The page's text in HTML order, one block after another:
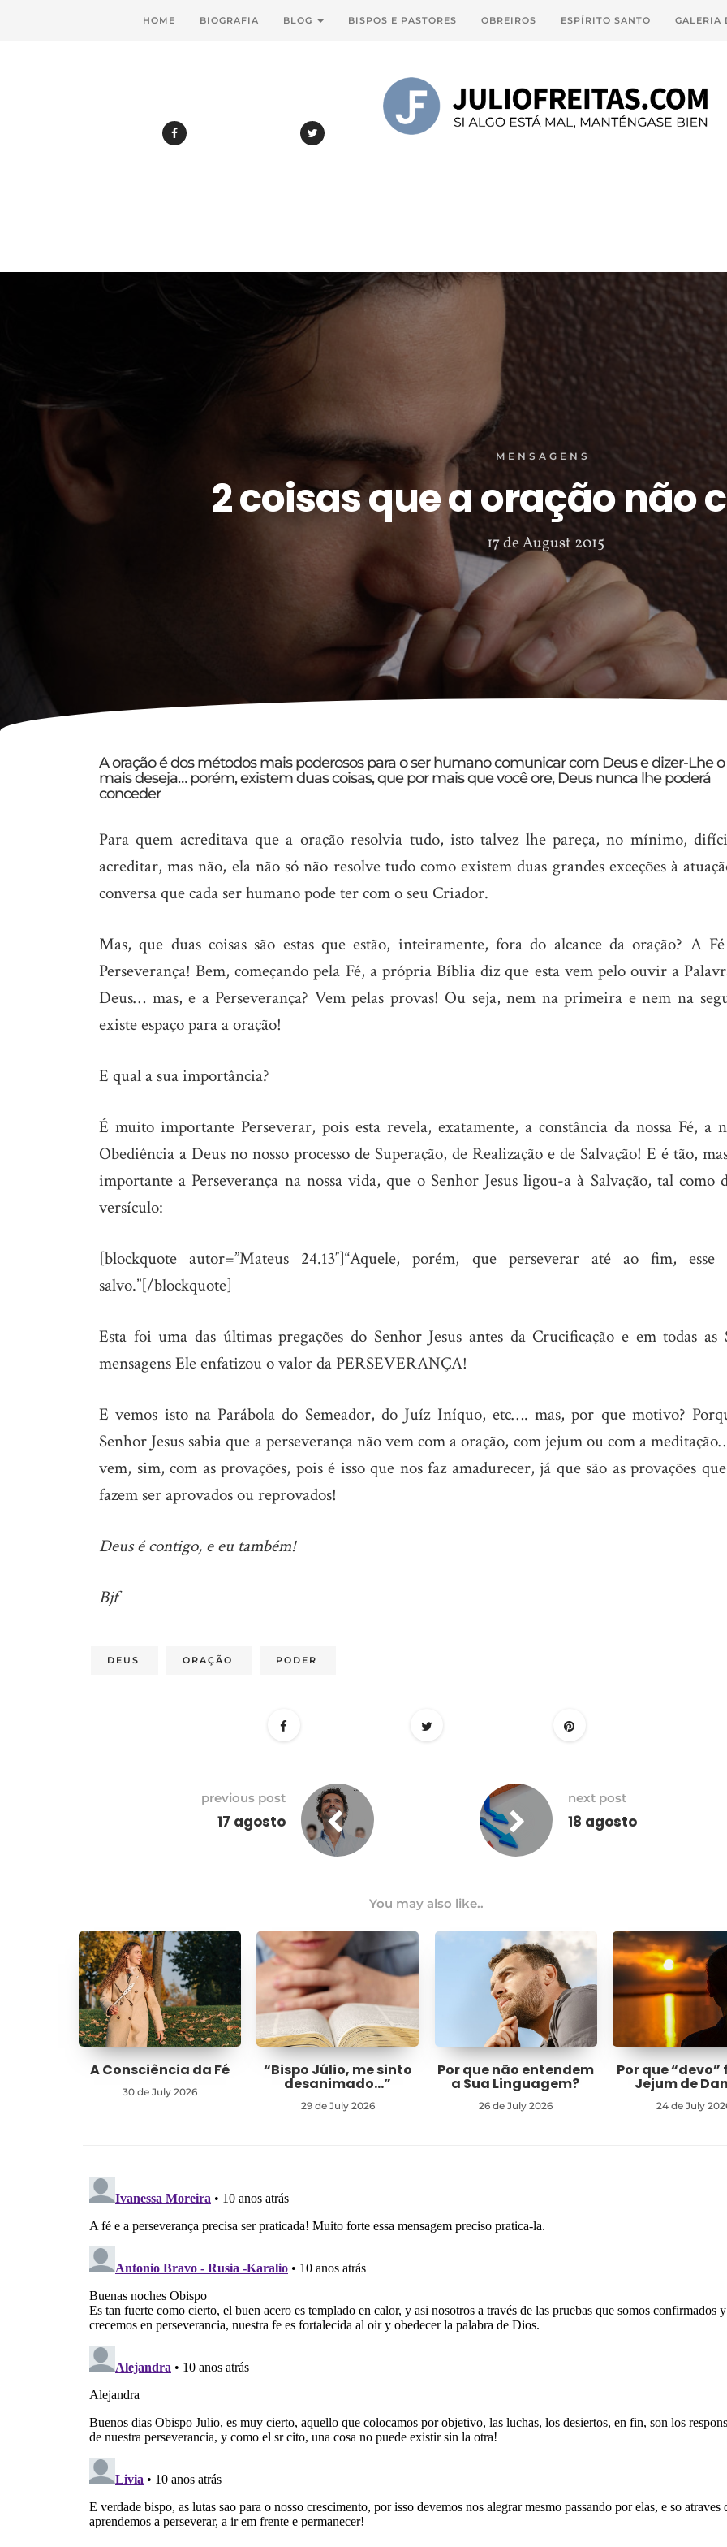
HOME BIOGRAFIA BLOG BISPOS E PASTORES OBREIROS ESPÍRITO SANTO GALERIA
MENSAGENS
2 coisas que a oração não
17 de August 2015
2
coisas
a
oração
não
A oração é dos métodos mais poderosos para o ser humano comunicar com Deus e dizer-Lhe
mais deseja… porém, existem duas coisas, que por mais que você ore, Deus nunca lhe poderá
conceder
Para quem acreditava que a oração resolvia tudo, isto talvez lhe pareça, no mínimo,
acreditar, mas não, ela não só não resolve tudo como existem duas grandes exceções à
conversa que cada ser humano pode ter com o seu Criador.
Mas, que duas coisas são estas que estão, inteiramente, fora do alcance da oração? A
Perseverança! Bem, começando pela Fé, a própria Bíblia diz que esta vem pelo ouvir a
Deus… mas, e a Perseverança? Vem pelas provas! Ou seja, nem na primeira e nem na
existe espaço para a oração!
E qual a sua importância?
É muito importante Perseverar, pois esta revela, exatamente, a constância da nossa Fé, a
Obediência a Deus no nosso processo de Superação, de Realização e de Salvação! E é tão,
importante a Perseverança na nossa vida, que o Senhor Jesus ligou-a à Salvação, tal como
versículo:
[blockquote autor=”Mateus 24.13″]“Aquele, porém, que perseverar até ao fim, esse
salvo.”[/blockquote]
Esta foi uma das últimas pregações do Senhor Jesus antes da Crucificação e em todas as
mensagens Ele enfatizou o valor da PERSEVERANÇA!
E vemos isto na Parábola do Semeador, do Juíz Iníquo, etc…. mas, por que motivo?
Senhor Jesus sabia que a perseverança não vem com a oração, com jejum ou com a
vem, sim, com as provações, pois é isso que nos faz amadurecer, já que são as provações
fazem ser aprovados ou reprovados!
Deus é contigo, e eu também!
Bjf
DEUS ORAÇÃO PODER
previous post
17 agosto
next post
18 agosto
You may also like..
A Consciência da Fé
30 de July 2026
“Bispo Júlio, me sinto
desanimado…”
29 de July 2026
Por que não entendem
a Sua Linguagem?
26 de July 2026
Por que “devo”
Jejum de
24 de July